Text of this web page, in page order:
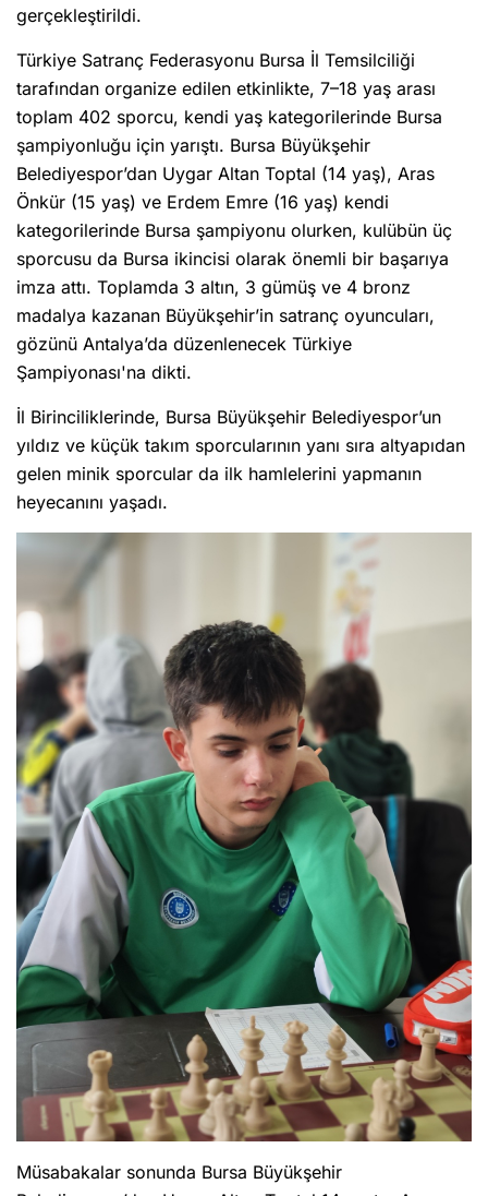
gerçekleştirildi.
Türkiye Satranç Federasyonu Bursa İl Temsilciliği
tarafından organize edilen etkinlikte, 7–18 yaş arası
toplam 402 sporcu, kendi yaş kategorilerinde Bursa
şampiyonluğu için yarıştı. Bursa Büyükşehir
Belediyespor’dan Uygar Altan Toptal (14 yaş), Aras
Önkür (15 yaş) ve Erdem Emre (16 yaş) kendi
kategorilerinde Bursa şampiyonu olurken, kulübün üç
sporcusu da Bursa ikincisi olarak önemli bir başarıya
imza attı. Toplamda 3 altın, 3 gümüş ve 4 bronz
madalya kazanan Büyükşehir’in satranç oyuncuları,
gözünü Antalya’da düzenlenecek Türkiye
Şampiyonası'na dikti.
İl Birinciliklerinde, Bursa Büyükşehir Belediyespor’un
yıldız ve küçük takım sporcularının yanı sıra altyapıdan
gelen minik sporcular da ilk hamlelerini yapmanın
heyecanını yaşadı.
Müsabakalar sonunda Bursa Büyükşehir